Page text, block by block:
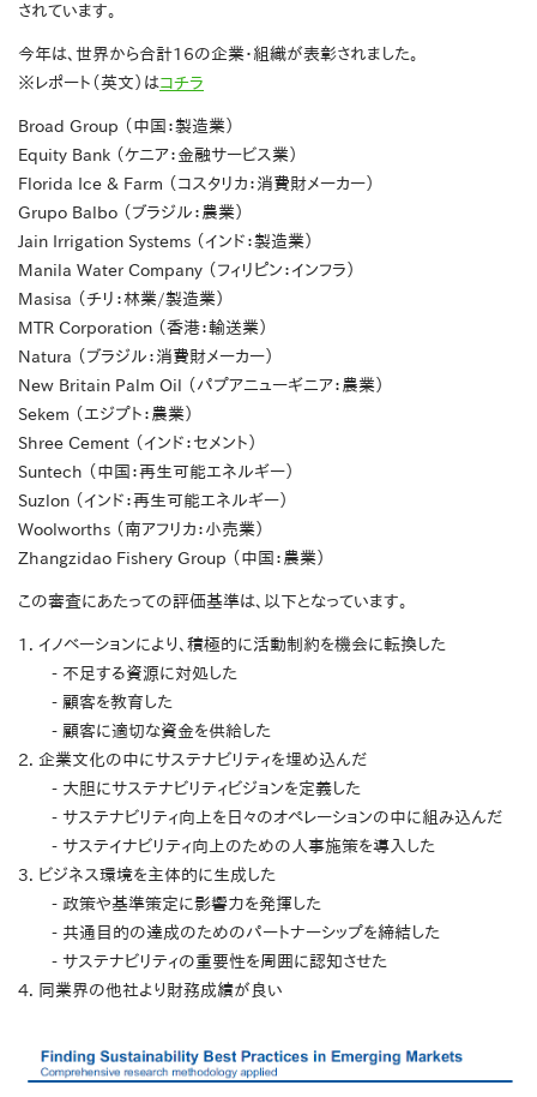
されています。
今年は、世界から合計16の企業・組織が表彰されました。
※レポート（英文）はコチラ
Broad Group （中国：製造業）
Equity Bank （ケニア：金融サービス業）
Florida Ice & Farm （コスタリカ：消費財メーカー）
Grupo Balbo （ブラジル：農業）
Jain Irrigation Systems （インド：製造業）
Manila Water Company （フィリピン：インフラ）
Masisa （チリ：林業/製造業）
MTR Corporation （香港：輸送業）
Natura （ブラジル：消費財メーカー）
New Britain Palm Oil （パプアニューギニア：農業）
Sekem （エジプト：農業）
Shree Cement （インド：セメント）
Suntech （中国：再生可能エネルギー）
Suzlon （インド：再生可能エネルギー）
Woolworths （南アフリカ：小売業）
Zhangzidao Fishery Group （中国：農業）
この審査にあたっての評価基準は、以下となっています。
1. イノベーションにより、積極的に活動制約を機会に転換した
- 不足する資源に対処した
- 顧客を教育した
- 顧客に適切な資金を供給した
2. 企業文化の中にサステナビリティを埋め込んだ
- 大胆にサステナビリティビジョンを定義した
- サステナビリティ向上を日々のオペレーションの中に組み込んだ
- サステイナビリティ向上のための人事施策を導入した
3. ビジネス環境を主体的に生成した
- 政策や基準策定に影響力を発揮した
- 共通目的の達成のためのパートナーシップを締結した
- サステナビリティの重要性を周囲に認知させた
4. 同業界の他社より財務成績が良い